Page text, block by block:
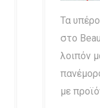
Τα
στο
λοιπόν
με